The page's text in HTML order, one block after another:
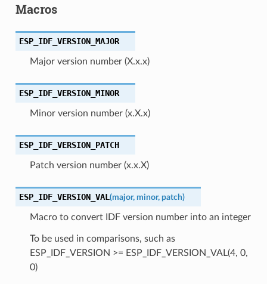
Macros
ESP_IDF_VERSION_MAJOR
Major version number (X.x.x)
ESP_IDF_VERSION_MINOR
Minor version number (x.X.x)
ESP_IDF_VERSION_PATCH
Patch version number (x.x.X)
ESP_IDF_VERSION_VAL (major, minor, patch)
Macro to convert IDF version number into an integer
To be used in comparisons, such as
ESP_IDF_VERSION >= ESP_IDF_VERSION_VAL(4, 0,
0)